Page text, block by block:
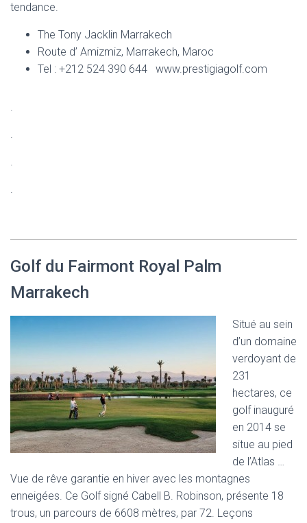
tendance.
The Tony Jacklin Marrakech
Route d’ Amizmiz, Marrakech, Maroc
Tel : +212 524 390 644 www.prestigiagolf.com
.
.
.
.
Golf du Fairmont Royal Palm
Marrakech
Situé au sein
d’un domaine
verdoyant de
231
hectares, ce
golf inauguré
en 2014 se
situe au pied
de l’Atlas …
Vue de rêve garantie en hiver avec les montagnes
enneigées. Ce Golf signé Cabell B. Robinson, présente 18
trous, un parcours de 6608 mètres, par 72. Leçons